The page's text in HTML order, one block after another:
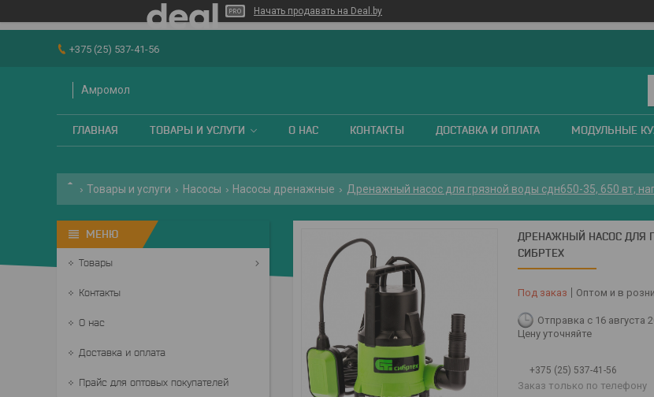
Начать продавать на Deal.by
+375 (25) 537-41-56
Амромол
ГЛАВНАЯ ТОВАРЫ И УСЛУГИ О НАС КОНТАКТЫ ДОСТАВКА И ОПЛАТА МОДУЛЬНЫЕ
Товары и услуги Насосы Насосы дренажные Дренажный насос для грязной воды сдн650-35, 650 вт,
ДРЕНАЖНЫЙ НАСОС ДЛЯ
СИБРТЕХ
Под заказ Оптом и в
Отправка с 16 августа
Цену уточняйте
+375 (25) 537-41-56
Заказ только по телефону
Товары
Контакты
О нас
Доставка и оплата
Прайс для оптовых покупателей